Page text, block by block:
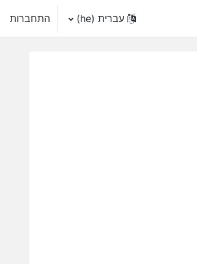
עברית ‎(he)‎ התחברות